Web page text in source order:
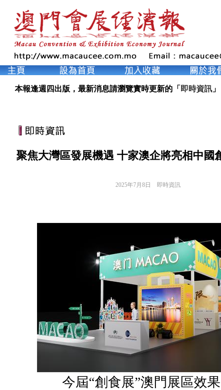
本報逢週四出版，最新消息請瀏覽實時更新的「 即時資訊 」
聚焦大灣區發展機遇 十家澳企將亮相中國
2025年7月8日 即時資訊
今屆“創食展”澳門展區效